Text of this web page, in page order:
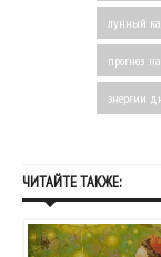
лунный
прогноз
энергии
ЧИТАЙТЕ ТАКЖЕ: